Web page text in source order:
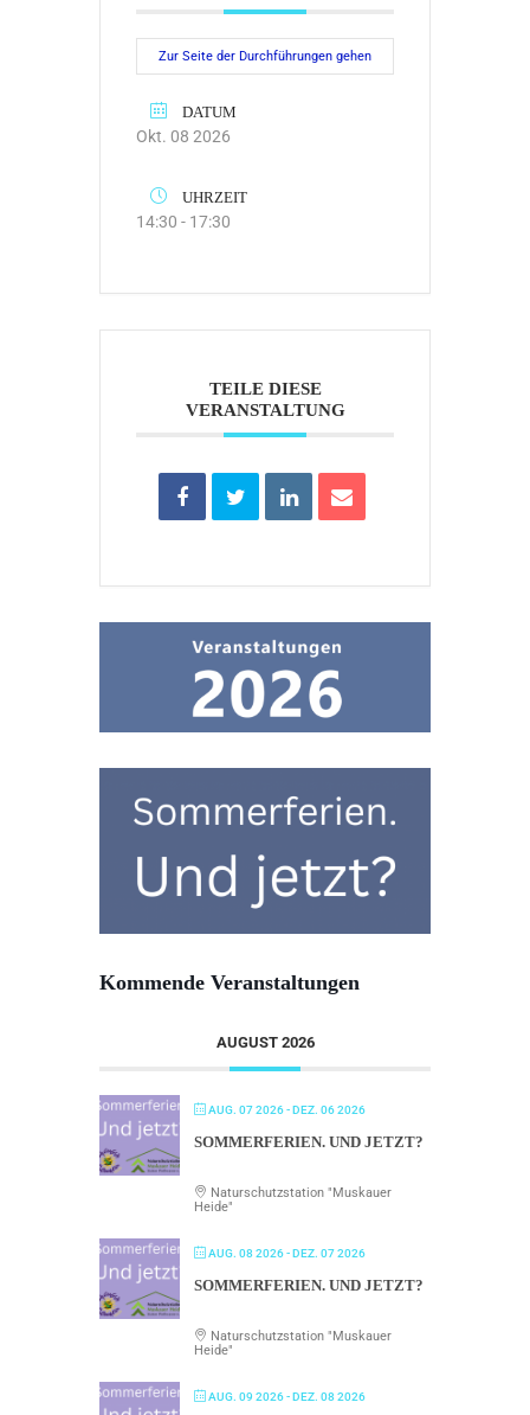
Zur Seite der Durchführungen gehen
DATUM
Okt. 08 2026
UHRZEIT
14:30 - 17:30
TEILE DIESE
VERANSTALTUNG
Kommende Veranstaltungen
AUGUST 2026
AUG. 07 2026- DEZ. 06 2026
SOMMERFERIEN. UND JETZT?
Naturschutzstation "Muskauer
Heide"
AUG. 08 2026- DEZ. 07 2026
SOMMERFERIEN. UND JETZT?
Naturschutzstation "Muskauer
Heide"
AUG. 09 2026- DEZ. 08 2026